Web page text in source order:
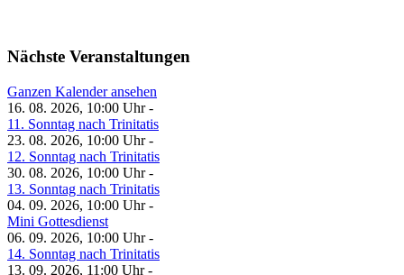
Nächste Veranstaltungen
Ganzen Kalender ansehen
16. 08. 2026, 10:00 Uhr -
11. Sonntag nach Trinitatis
23. 08. 2026, 10:00 Uhr -
12. Sonntag nach Trinitatis
30. 08. 2026, 10:00 Uhr -
13. Sonntag nach Trinitatis
04. 09. 2026, 10:00 Uhr -
Mini Gottesdienst
06. 09. 2026, 10:00 Uhr -
14. Sonntag nach Trinitatis
13. 09. 2026, 11:00 Uhr -